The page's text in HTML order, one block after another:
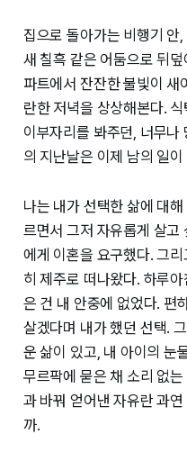
집으로 돌아가는 비행기 안
새 칠흑 같은 어둠으로 뒤
파트에서 잔잔한 불빛이 새
란한 저녁을 상상해본다.
이부자리를 봐주던, 너무
의 지난날은 이제 남의 일이
나는 내가 선택한 삶에 대
르면서 그저 자유롭게 살고
에게 이혼을 요구했다. 그
히 제주로 떠나왔다. 하루
은 건 내 안중에 없었다. 편
살겠다며 내가 했던 선택.
운 삶이 있고, 내 아이의 눈
무르팍에 묻은 채 소리 없
과 바꿔 얻어낸 자유란 과
까.